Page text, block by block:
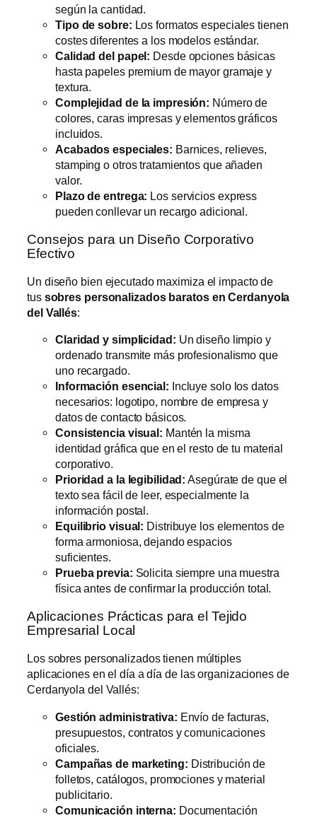
según la cantidad.
Tipo de sobre: Los formatos especiales tienen
costes diferentes a los modelos estándar.
Calidad del papel: Desde opciones básicas
hasta papeles premium de mayor gramaje y
textura.
Complejidad de la impresión: Número de
colores, caras impresas y elementos gráficos
incluidos.
Acabados especiales: Barnices, relieves,
stamping o otros tratamientos que añaden
valor.
Plazo de entrega: Los servicios express
pueden conllevar un recargo adicional.
Consejos para un Diseño Corporativo
Efectivo
Un diseño bien ejecutado maximiza el impacto de
tus sobres personalizados baratos en Cerdanyola
del Vallés:
Claridad y simplicidad: Un diseño limpio y
ordenado transmite más profesionalismo que
uno recargado.
Información esencial: Incluye solo los datos
necesarios: logotipo, nombre de empresa y
datos de contacto básicos.
Consistencia visual: Mantén la misma
identidad gráfica que en el resto de tu material
corporativo.
Prioridad a la legibilidad: Asegúrate de que el
texto sea fácil de leer, especialmente la
información postal.
Equilibrio visual: Distribuye los elementos de
forma armoniosa, dejando espacios
suficientes.
Prueba previa: Solicita siempre una muestra
física antes de confirmar la producción total.
Aplicaciones Prácticas para el Tejido
Empresarial Local
Los sobres personalizados tienen múltiples
aplicaciones en el día a día de las organizaciones de
Cerdanyola del Vallés:
Gestión administrativa: Envío de facturas,
presupuestos, contratos y comunicaciones
oficiales.
Campañas de marketing: Distribución de
folletos, catálogos, promociones y material
publicitario.
Comunicación interna: Documentación